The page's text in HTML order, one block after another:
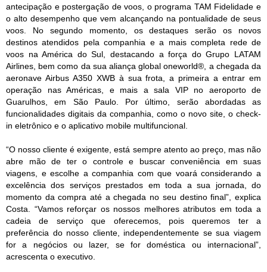
antecipação e postergação de voos, o programa TAM Fidelidade e
o alto desempenho que vem alcançando na pontualidade de seus
voos. No segundo momento, os destaques serão os novos
destinos atendidos pela companhia e a mais completa rede de
voos na América do Sul, destacando a força do Grupo LATAM
Airlines, bem como da sua aliança global oneworld®, a chegada da
aeronave Airbus A350 XWB à sua frota, a primeira a entrar em
operação nas Américas, e mais a sala VIP no aeroporto de
Guarulhos, em São Paulo. Por último, serão abordadas as
funcionalidades digitais da companhia, como o novo site, o check-
in eletrônico e o aplicativo mobile multifuncional.
“O nosso cliente é exigente, está sempre atento ao preço, mas não
abre mão de ter o controle e buscar conveniência em suas
viagens, e escolhe a companhia com que voará considerando a
excelência dos serviços prestados em toda a sua jornada, do
momento da compra até a chegada no seu destino final”, explica
Costa. “Vamos reforçar os nossos melhores atributos em toda a
cadeia de serviço que oferecemos, pois queremos ter a
preferência do nosso cliente, independentemente se sua viagem
for a negócios ou lazer, se for doméstica ou internacional”,
acrescenta o executivo.